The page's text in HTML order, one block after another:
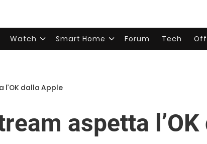
Watch Smart Home Forum Tech
l’OK dalla Apple
aspetta